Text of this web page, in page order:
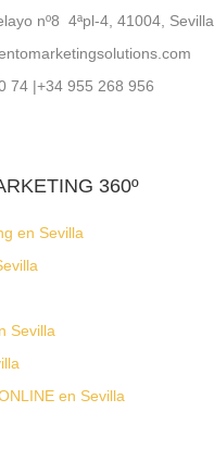
nº8 4ªpl-4, 41004, Sevilla
74 |+34 955 268 956
360º
en Sevilla
Sevilla
en Sevilla